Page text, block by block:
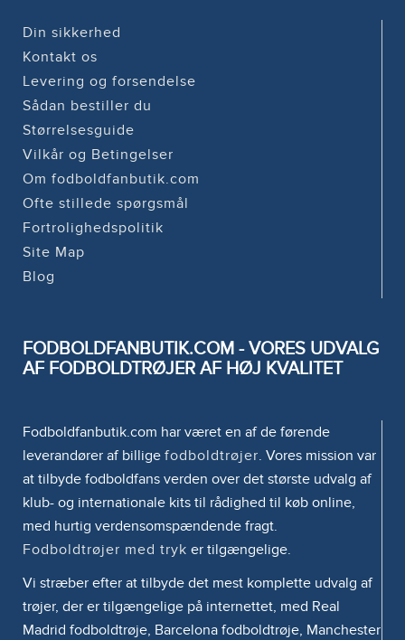
Din sikkerhed
Kontakt os
Levering og forsendelse
Sådan bestiller du
Størrelsesguide
Vilkår og Betingelser
Om fodboldfanbutik.com
Ofte stillede spørgsmål
Fortrolighedspolitik
Site Map
Blog
FODBOLDFANBUTIK.COM - VORES UDVALG
AF FODBOLDTRØJER AF HØJ KVALITET
Fodboldfanbutik.com har været en af de førende
leverandører af billige fodboldtrøjer. Vores mission var
at tilbyde fodboldfans verden over det største udvalg af
klub- og internationale kits til rådighed til køb online,
med hurtig verdensomspændende fragt.
Fodboldtrøjer med tryk er tilgængelige.
Vi stræber efter at tilbyde det mest komplette udvalg af
trøjer, der er tilgængelige på internettet, med Real
Madrid fodboldtrøje, Barcelona fodboldtrøje, Manchester